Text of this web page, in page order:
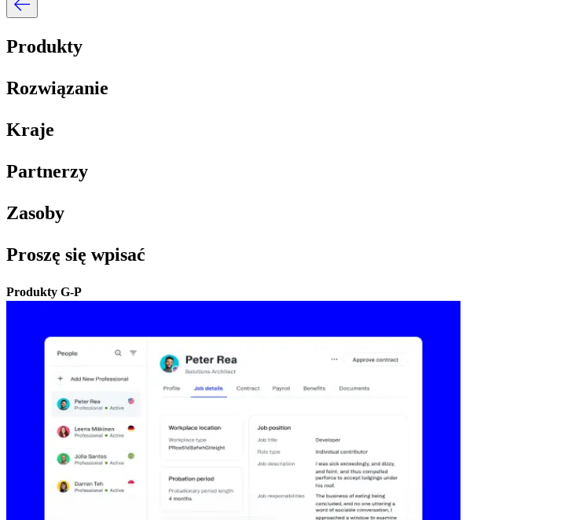
Produkty​​
Rozwiązanie​​
Kraje​​
Partnerzy​​
Zasoby​​
Proszę się wpisać​​
Produkty G-P​​